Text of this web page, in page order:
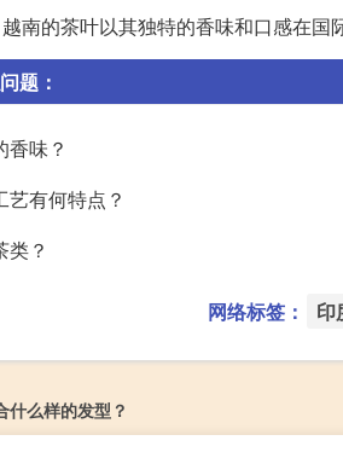
南的茶叶以其独特的香味和口感在国
题：
香味？
有何特点？
类？
网络标签： 印
什么样的发型？